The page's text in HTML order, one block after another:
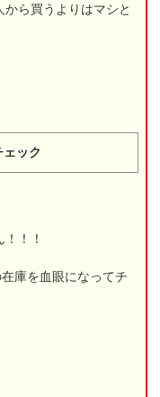
ら買うよりはマシと
ック
！！
庫を血眼になってチ